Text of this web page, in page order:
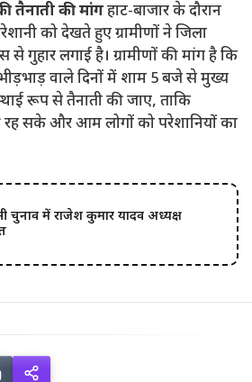
तैनाती की मांगहाट-बाजार के दौरान
को देखते हुए ग्रामीणों ने जिला
से गुहार लगाई है। ग्रामीणों की मांग है कि
वाले दिनों में शाम 5 बजे से मुख्य
रूप से तैनाती की जाए, ताकि
रह सके और आम लोगों को परेशानियों का
चुनाव में राजेश कुमार यादव अध्यक्ष